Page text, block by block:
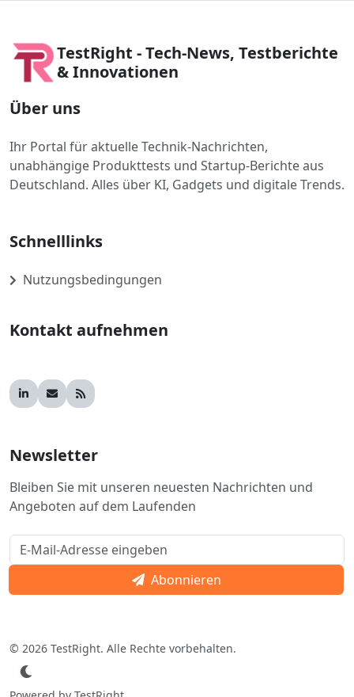
TestRight - Tech-News, Testberichte
& Innovationen
Über uns
Ihr Portal für aktuelle Technik-Nachrichten,
unabhängige Produkttests und Startup-Berichte aus
Deutschland. Alles über KI, Gadgets und digitale Trends.
Schnelllinks
Nutzungsbedingungen
Kontakt aufnehmen
Newsletter
Bleiben Sie mit unseren neuesten Nachrichten und
Angeboten auf dem Laufenden
Abonnieren
© 2026 TestRight. Alle Rechte vorbehalten.